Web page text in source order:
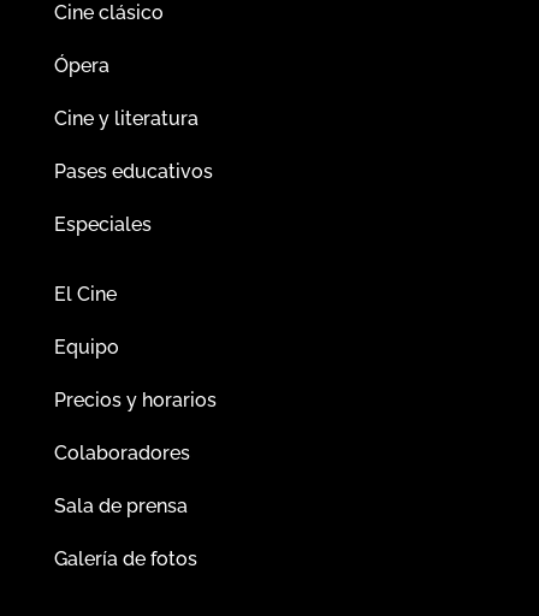
Cine clásico
Ópera
Cine y literatura
Pases educativos
Especiales
El Cine
Equipo
Precios y horarios
Colaboradores
Sala de prensa
Galería de fotos